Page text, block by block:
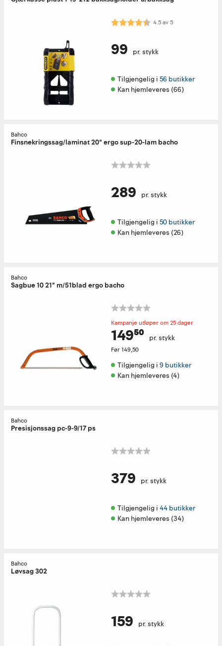
Karakter: 4.5 av 5 mulige
4.5av5
99 pr. stykk
Tilgjengelig i 56 butikker
Kan hjemleveres (66)
Bahco
Finsnekringssag/laminat 20" ergo sup-20-lam bacho
289 pr. stykk
Tilgjengelig i 50 butikker
Kan hjemleveres (26)
Bahco
Sagbue 10 21" m/51blad ergo bacho
Kampanje utløper om 25 dager
149⁵⁰ pr. stykk
Før149,50
Tilgjengelig i 9 butikker
Kan hjemleveres (4)
Bahco
Presisjonssag pc-9-9/17 ps
379 pr. stykk
Tilgjengelig i 44 butikker
Kan hjemleveres (34)
Bahco
Løvsag 302
159 pr. stykk